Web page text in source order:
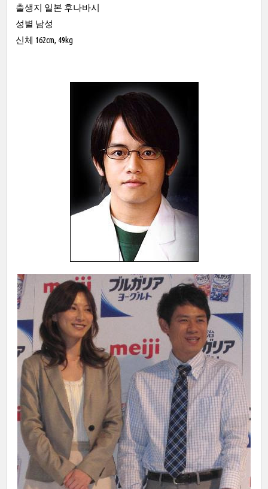
출생지 일본 후나바시
성별 남성
신체 162cm, 49kg